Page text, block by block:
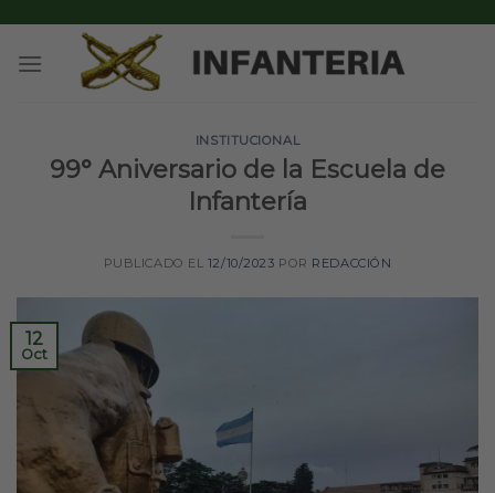
content
INSTITUCIONAL
99° Aniversario de la Escuela de
Infantería
PUBLICADO EL 12/10/2023 POR REDACCIÓN
12
Oct